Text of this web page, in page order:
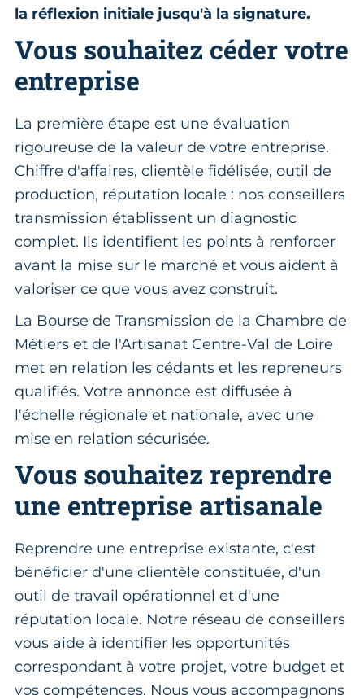
la réflexion initiale jusqu'à la signature.
Vous souhaitez céder votre
entreprise
La première étape est une évaluation
rigoureuse de la valeur de votre entreprise.
Chiffre d'affaires, clientèle fidélisée, outil de
production, réputation locale : nos conseillers
transmission établissent un diagnostic
complet. Ils identifient les points à renforcer
avant la mise sur le marché et vous aident à
valoriser ce que vous avez construit.
La Bourse de Transmission de la Chambre de
Métiers et de l'Artisanat Centre-Val de Loire
met en relation les cédants et les repreneurs
qualifiés. Votre annonce est diffusée à
l'échelle régionale et nationale, avec une
mise en relation sécurisée.
Vous souhaitez reprendre
une entreprise artisanale
Reprendre une entreprise existante, c'est
bénéficier d'une clientèle constituée, d'un
outil de travail opérationnel et d'une
réputation locale. Notre réseau de conseillers
vous aide à identifier les opportunités
correspondant à votre projet, votre budget et
vos compétences. Nous vous accompagnons